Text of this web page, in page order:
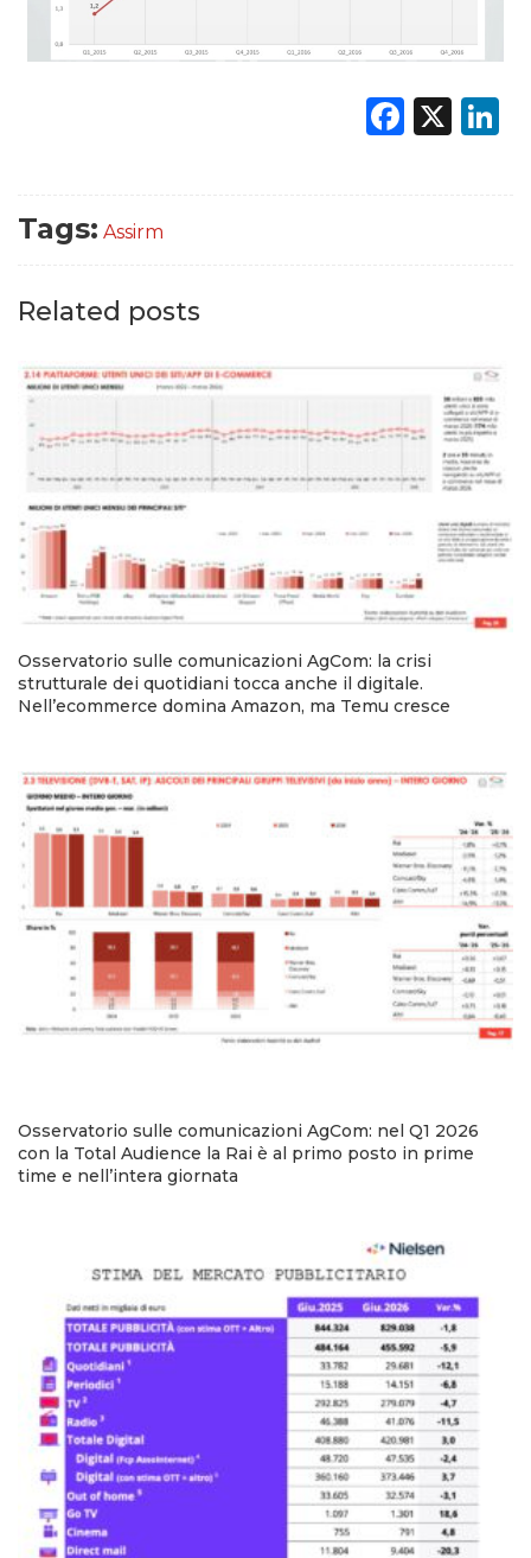
X
Tags: Assirm
Related posts
Osservatorio sulle comunicazioni AgCom: la crisi
strutturale dei quotidiani tocca anche il digitale.
Nell’ecommerce domina Amazon, ma Temu cresce
Osservatorio sulle comunicazioni AgCom: nel Q1 2026
con la Total Audience la Rai è al primo posto in prime
time e nell’intera giornata